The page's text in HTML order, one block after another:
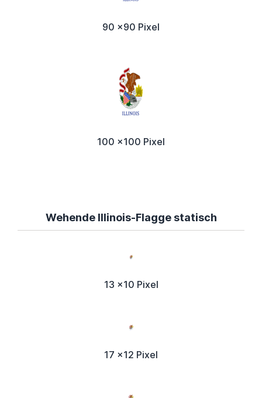
90 x90 Pixel
100 x100 Pixel
Wehende Illinois-Flagge statisch
13 x10 Pixel
17 x12 Pixel